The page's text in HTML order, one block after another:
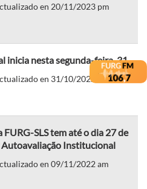
en 20/11/2023 pm
inicia nesta segunda-feira, 31
en 31/10/2022 am
SLS tem até o dia 27 de
Institucional
en 09/11/2022 am